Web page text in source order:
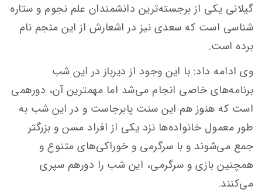
گیلانی یکی از برجسته‌ترین دانشمندان علم نجوم و ستاره
شناسی است که سعدی نیز در اشعارش از این منجم نام
برده است.
وی ادامه داد: با این وجود از دیرباز در این شب
برنامه‌های خاصی انجام می‌شد اما مهمترین آن، دورهمی
است که هنوز هم این سنت پابرجاست و در این شب به
طور معمول خانواده‌ها نزد یکی از افراد مسن و بزرگتر
جمع می‌شوند و با سرگرمی و خوراکی‌های متنوع و
همچنین بازی و سرگرمی، این شب را دورهم سپری
می‌کنند.